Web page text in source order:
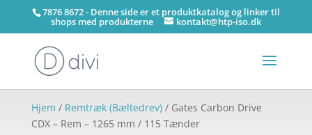
7876 8672 - Denne side er et produktkatalog og linker til
shops med produkterne kontakt@htp-iso.dk
Hjem / Remtræk (Bæltedrev)/ Gates Carbon Drive
CDX – Rem – 1265 mm / 115 Tænder